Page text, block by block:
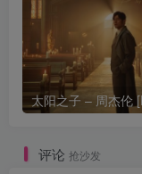
评论 抢沙发